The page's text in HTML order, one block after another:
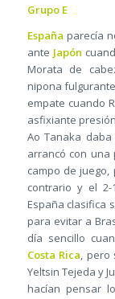
Grupo E
España parecía
ante Japón
Morata de
nipona
empate cuando
asfixiante
Ao Tanaka
arrancó con
campo de
contrario y el
España clasifica
para evitar a
día sencillo
Costa Rica, pero
Yeltsin Tejeda y
hacían pensar